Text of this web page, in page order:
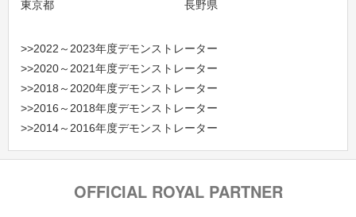
東京都
長野県
>>2022～2023年度デモンストレーター
>>2020～2021年度デモンストレーター
>>2018～2020年度デモンストレーター
>>2016～2018年度デモンストレーター
>>2014～2016年度デモンストレーター
OFFICIAL ROYAL PARTNER